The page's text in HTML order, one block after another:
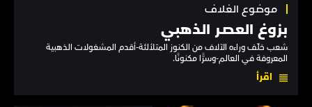
موضوع الغلاف
بزوغ العصـر الذهبي
شعب خلّف وراءه الآلاف من الكنوز المتلألئة-أقدم المشغولات الذهبية
المعروفة في العالم-وسرًّا مكنونًا.
اقرأ